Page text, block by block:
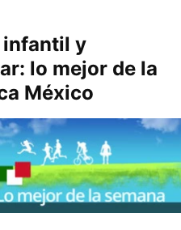
infantil y
lo mejor de la
México